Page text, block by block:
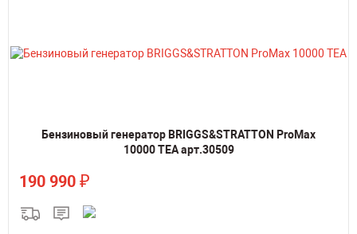
Бензиновый генератор BRIGGS&STRATTON ProMax
10000 TEA арт.30509
190 990 ₽